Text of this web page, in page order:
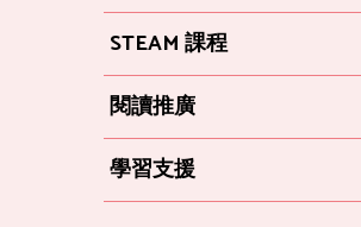
STEAM 課程
閱讀推廣
學習支援